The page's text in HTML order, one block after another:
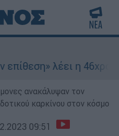
λέει η 46χρονη -
ανακάλυψαν τον
καρκίνου στον κόσμο
09:51